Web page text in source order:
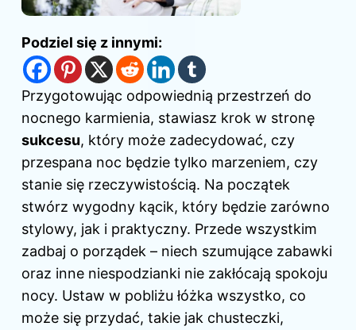
Podziel się z innymi:
Przygotowując odpowiednią przestrzeń do
nocnego karmienia, stawiasz krok w stronę
sukcesu, który może zadecydować, czy
przespana noc będzie tylko marzeniem, czy
stanie się rzeczywistością. Na początek
stwórz wygodny kącik, który będzie zarówno
stylowy, jak i praktyczny. Przede wszystkim
zadbaj o porządek – niech szumujące zabawki
oraz inne niespodzianki nie zakłócają spokoju
nocy. Ustaw w pobliżu łóżka wszystko, co
może się przydać, takie jak chusteczki,